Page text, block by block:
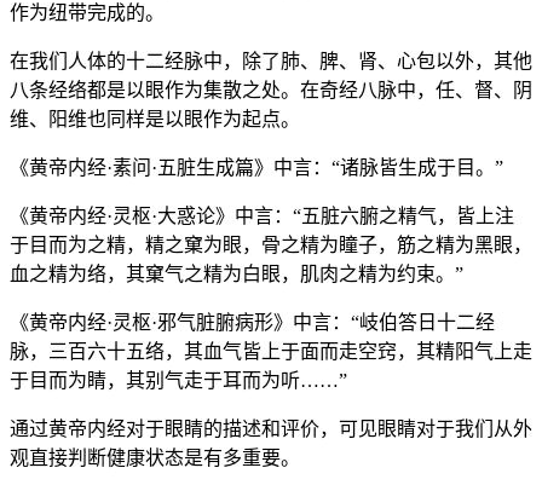
作为纽带完成的。
在我们人体的十二经脉中，除了肺、脾、肾、心包以外，其他
八条经络都是以眼作为集散之处。在奇经八脉中，任、督、阴
维、阳维也同样是以眼作为起点。
《黄帝内经·素问·五脏生成篇》中言：“诸脉皆生成于目。”
《黄帝内经·灵枢·大惑论》中言：“五脏六腑之精气，皆上注
于目而为之精，精之窠为眼，骨之精为瞳子，筋之精为黑眼，
血之精为络，其窠气之精为白眼，肌肉之精为约束。”
《黄帝内经·灵枢·邪气脏腑病形》中言：“岐伯答日十二经
脉，三百六十五络，其血气皆上于面而走空窍，其精阳气上走
于目而为睛，其别气走于耳而为听……”
通过黄帝内经对于眼睛的描述和评价，可见眼睛对于我们从外
观直接判断健康状态是有多重要。